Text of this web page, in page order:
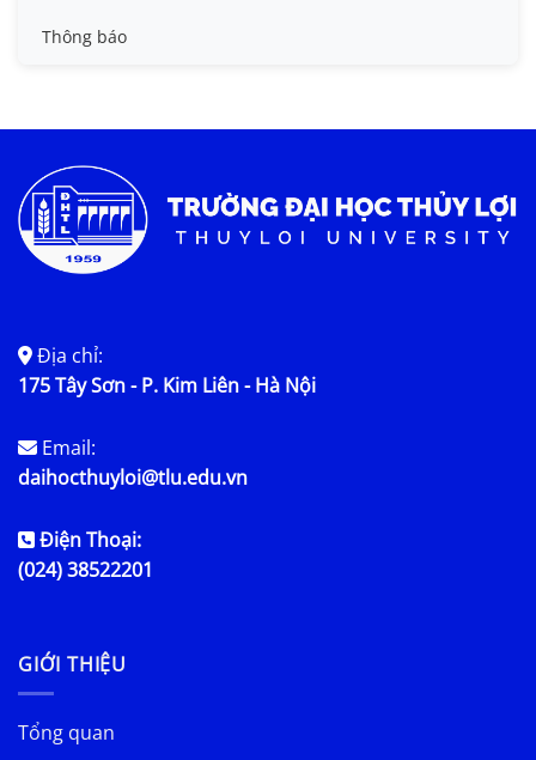
Tin đào tạo
Tin tức chung
Thông báo
Địa chỉ:
175 Tây Sơn - P. Kim Liên - Hà Nội
Email:
daihocthuyloi@tlu.edu.vn
Điện Thoại:
(024) 38522201
GIỚI THIỆU
Tổng quan